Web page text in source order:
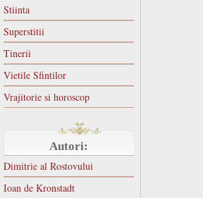
Stiinta
Superstitii
Tinerii
Vietile Sfintilor
Vrajitorie si horoscop
Autori:
Dimitrie al Rostovului
Ioan de Kronstadt